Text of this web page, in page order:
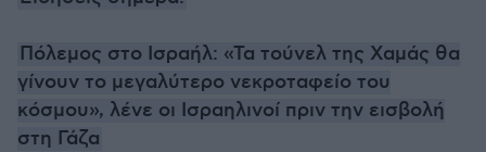
Πόλεμος στο Ισραήλ: «Τα τούνελ της Χαμάς θα
γίνουν το μεγαλύτερο νεκροταφείο του
κόσμου», λένε οι Ισραηλινοί πριν την εισβολή
στη Γάζα